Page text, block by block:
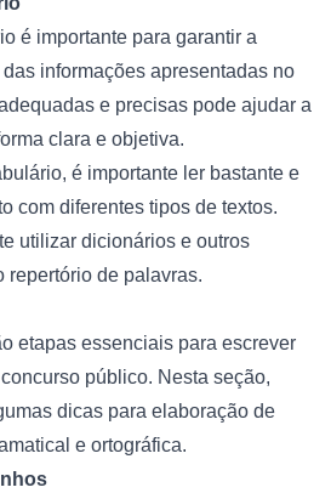
é importante para garantir a
informações apresentadas no
e precisas pode ajudar a
clara e objetiva.
é importante ler bastante e
com diferentes tipos de textos.
utilizar dicionários e outros
repertório de palavras.
etapas essenciais para escrever
público. Nesta seção,
dicas para elaboração de
e ortográfica.